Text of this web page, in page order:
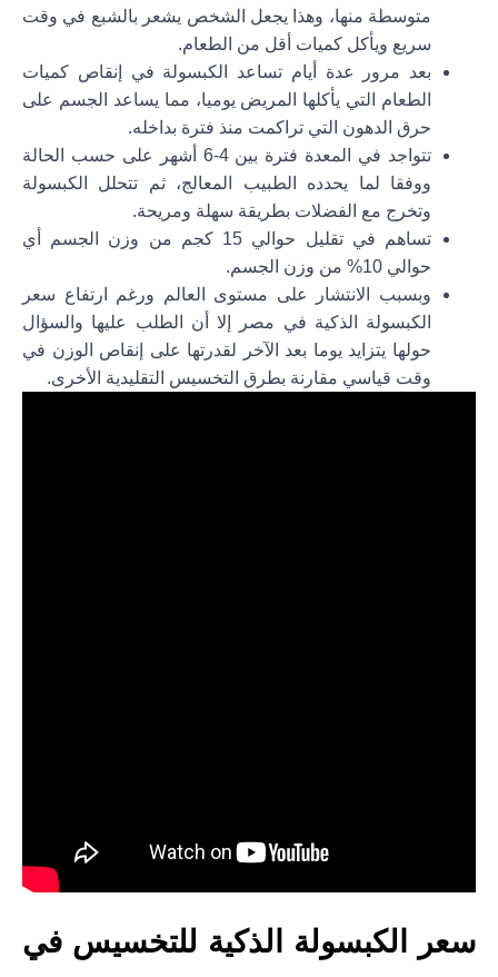
متوسطة منها، وهذا يجعل الشخص يشعر بالشبع في وقت
سريع ويأكل كميات أقل من الطعام.
بعد مرور عدة أيام تساعد الكبسولة في إنقاص كميات
الطعام التي يأكلها المريض يوميا، مما يساعد الجسم على
حرق الدهون التي تراكمت منذ فترة بداخله.
تتواجد في المعدة فترة بين 4-6 أشهر على حسب الحالة
ووفقا لما يحدده الطبيب المعالج، ثم تتحلل الكبسولة
وتخرج مع الفضلات بطريقة سهلة ومريحة.
تساهم في تقليل حوالي 15 كجم من وزن الجسم أي
حوالي 10% من وزن الجسم.
وبسبب الانتشار على مستوى العالم ورغم ارتفاع سعر
الكبسولة الذكية في مصر إلا أن الطلب عليها والسؤال
حولها يتزايد يوما بعد الآخر لقدرتها على إنقاص الوزن في
وقت قياسي مقارنة بطرق التخسيس التقليدية الأخرى.
سعر الكبسولة الذكية للتخسيس في